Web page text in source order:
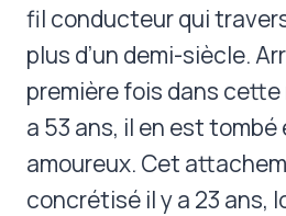
fil conducteur qui
plus d’un demi-siècle.
première fois dans
a 53 ans, il en est
amoureux. Cet
concrétisé il y a 23 ans,